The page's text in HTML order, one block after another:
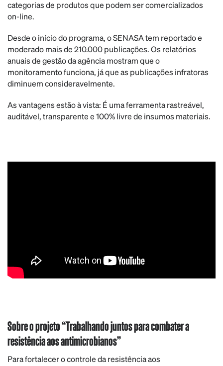
categorias de produtos que podem ser comercializados
on-line.
Desde o início do programa, o SENASA tem reportado e
moderado mais de 210.000 publicações. Os relatórios
anuais de gestão da agência mostram que o
monitoramento funciona, já que as publicações infratoras
diminuem consideravelmente.
As vantagens estão à vista: É uma ferramenta rastreável,
auditável, transparente e 100% livre de insumos materiais.
Sobre o projeto “Trabalhando juntos para combater a
resistência aos antimicrobianos”
Para fortalecer o controle da resistência aos